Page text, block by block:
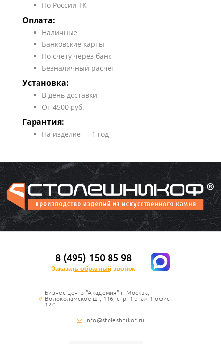
По России ТК
Оплата:
Наличные
Банковские карты
По счету через банк
Безналичный расчет
Установка:
В день доставки
От 4500 руб.
Гарантия:
На изделие — 1 год
8 (495) 150 85 98
Заказать обратный звонок
Бизнес-центр "Академия" г. Москва,
Волоколамское ш., 116, стр. 1 этаж 1 офис
120
Info@stoleshnikof.ru